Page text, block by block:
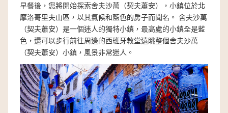
早餐後，您將開始探索舍夫沙萬（契夫蕭安），小鎮位於北
摩洛哥里夫山區，以其氣候和藍色的房子而聞名。 舍夫沙萬
（契夫蕭安）是一個迷人的獨特小鎮，最高處的小鎮全是藍
色，還可以步行前往周邊的西班牙教堂遠眺整個舍夫沙萬
（契夫蕭安）小鎮，風景非常迷人。